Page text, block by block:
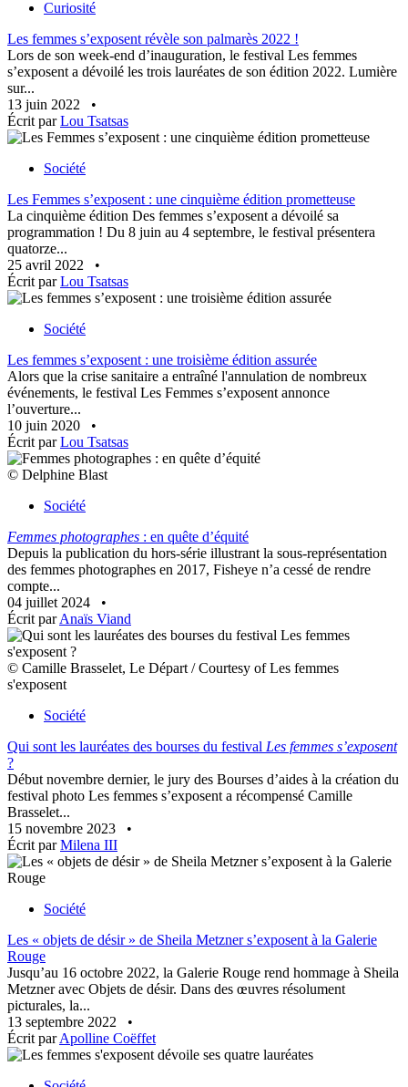
Curiosité
Les femmes s’exposent révèle son palmarès 2022 !
Lors de son week-end d’inauguration, le festival Les femmes
s’exposent a dévoilé les trois lauréates de son édition 2022. Lumière
sur...
13 juin 2022
•
Écrit parLou Tsatsas
Société
Les Femmes s’exposent : une cinquième édition prometteuse
La cinquième édition Des femmes s’exposent a dévoilé sa
programmation ! Du 8 juin au 4 septembre, le festival présentera
quatorze...
25 avril 2022
•
Écrit parLou Tsatsas
Société
Les femmes s’exposent : une troisième édition assurée
Alors que la crise sanitaire a entraîné l'annulation de nombreux
événements, le festival Les Femmes s’exposent annonce
l’ouverture...
10 juin 2020
•
Écrit parLou Tsatsas
© Delphine Blast
Société
Femmes photographes : en quête d’équité
Depuis la publication du hors-série illustrant la sous-représentation
des femmes photographes en 2017, Fisheye n’a cessé de rendre
compte...
04 juillet 2024
•
Écrit parAnaïs Viand
© Camille Brasselet, Le Départ / Courtesy of Les femmes
s'exposent
Société
Qui sont les lauréates des bourses du festival Les femmes s’exposent
?
Début novembre dernier, le jury des Bourses d’aides à la création du
festival photo Les femmes s’exposent a récompensé Camille
Brasselet...
15 novembre 2023
•
Écrit parMilena III
Société
Les « objets de désir » de Sheila Metzner s’exposent à la Galerie
Rouge
Jusqu’au 16 octobre 2022, la Galerie Rouge rend hommage à Sheila
Metzner avec Objets de désir. Dans des œuvres résolument
picturales, la...
13 septembre 2022
•
Écrit parApolline Coëffet